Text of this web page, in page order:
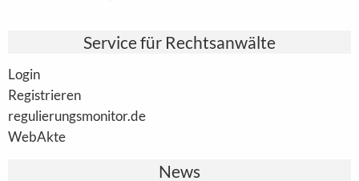
Service für Rechtsanwälte
Login
Registrieren
regulierungsmonitor.de
WebAkte
News